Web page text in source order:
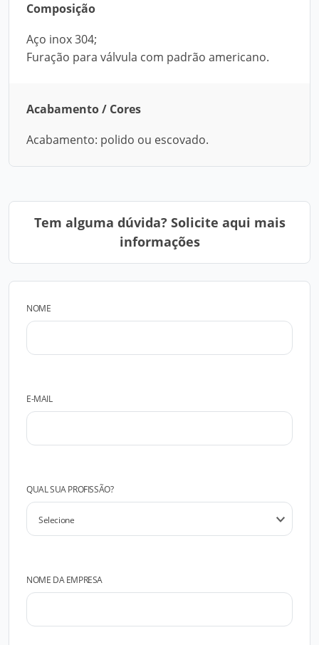
Composição
Aço inox 304;
Furação para válvula com padrão americano.
Acabamento / Cores
Acabamento: polido ou escovado.
Tem alguma dúvida? Solicite aqui mais
informações
NOME
E-MAIL
QUAL SUA PROFISSÃO?
NOME DA EMPRESA